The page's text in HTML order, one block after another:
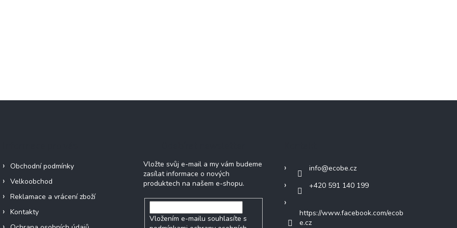
Obchodní podmínky
Velkoobchod
Reklamace a vrácení zboží
Kontakty
Vložte svůj e-mail a my vám budeme
zasílat informace o nových
produktech na našem e-shopu.
Vložením e-mailu souhlasíte s
info@ecobe.cz
+420 591 140 199
https://www.facebook.com/ecob
e.cz